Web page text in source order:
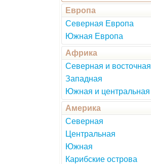
Европа
Северная Европа
Южная Европа
Африка
Северная и восточная
Западная
Южная и центральная
Америка
Северная
Центральная
Южная
Карибские острова